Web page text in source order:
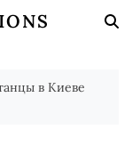
в Киеве